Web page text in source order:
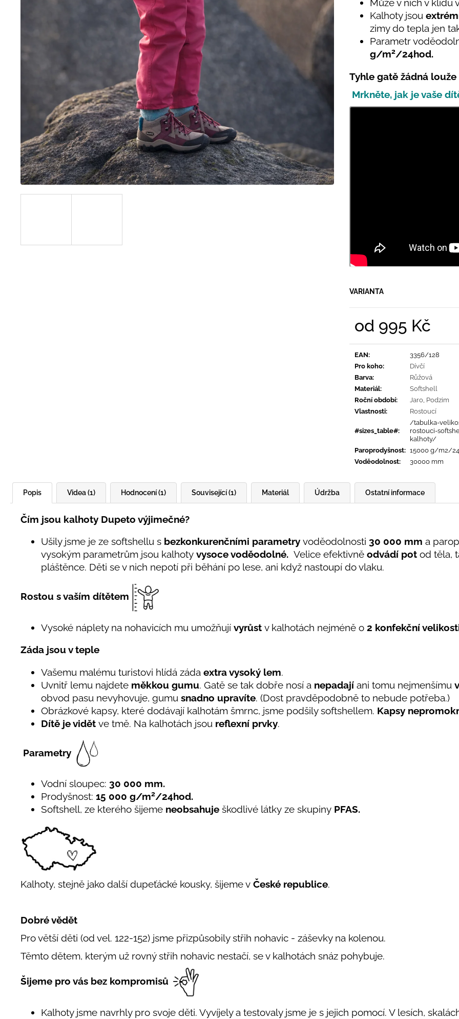
Může v nich v klidu
Kalhoty jsou
zimy do tepla jen
Parametr
g/m2/24hod.
Tyhle gatě žádná
Mrkněte, jak je vaše
VARIANTA
od 995 Kč
EAN:
3356/128
Pro koho:
Dívčí
Barva:
Růžová
Materiál:
Softshell
Roční období: Jaro Podzim
Vlastnosti: Rostoucí
#sizes_table#:
/tabulka-
rostouci-
kalhoty/
Paroprodyšnost: 15000 g/m2/
Voděodolnost: 30000 mm
Popis Videa (1) Hodnocení (1) Související (1) Ostatní informace
Materiál Údržba
Čím jsou kalhoty Dupeto výjimečné?
Ušily jsme je ze softshellu s bezkonkurenčními parametry voděodolnosti 30 000 mm a
vysokým parametrům jsou kalhoty vysoce voděodolné. Velice efektivně odvádí pot od těla,
pláštěnce. Děti se v nich nepotí při běhání po lese, ani když nastoupí do vlaku.
Rostou s vaším dítětem
Vysoké náplety na nohavicích mu umožňují vyrůst v kalhotách nejméně o 2 konfekční
Záda jsou v teple
Vašemu malému turistovi hlídá záda extra vysoký lem.
Uvnitř lemu najdete měkkou gumu. Gatě se tak dobře nosí a nepadají ani tomu nejmenšímu
obvod pasu nevyhovuje, gumu snadno upravíte. (Dost pravděpodobně to nebude potřeba.)
Obrázkové kapsy, které dodávají kalhotám šmrnc, jsme podšily softshellem. Kapsy
Dítě je vidět ve tmě. Na kalhotách jsou reflexní prvky.
Parametry
Vodní sloupec: 30 000 mm.
Prodyšnost: 15 000 g/m2/24hod.
Softshell, ze kterého šijeme neobsahuje škodlivé látky ze skupiny PFAS.
Kalhoty, stejně jako další dupeťácké kousky, šijeme v České republice.
Dobré vědět
Pro větší děti (od vel. 122-152) jsme přizpůsobily střih nohavic - záševky na kolenou.
Těmto dětem, kterým už rovný střih nohavic nestačí, se v kalhotách snáz pohybuje.
Šijeme pro vás bez kompromisů
Kalhoty jsme navrhly pro svoje děti. Vyvíjely a testovaly jsme je s jejich pomocí. V lesích,
435 Kč